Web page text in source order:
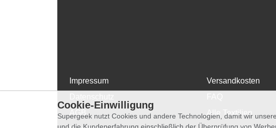
Impressum
Versandkosten
Alle Textilien
Cookie-Einwilligung
Supergeek nutzt Cookies und andere Technologien, damit wir